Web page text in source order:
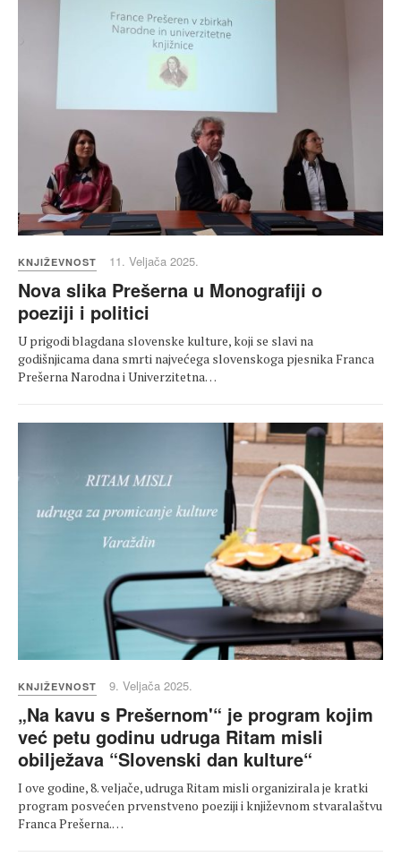
KNJIŽEVNOST 11. Veljača 2025.
Nova slika Prešerna u Monografiji o
poeziji i politici
U prigodi blagdana slovenske kulture, koji se slavi na
godišnjicama dana smrti najvećega slovenskoga pjesnika Franca
Prešerna Narodna i Univerzitetna…
KNJIŽEVNOST 9. Veljača 2025.
„Na kavu s Prešernom'“ je program kojim
već petu godinu udruga Ritam misli
obilježava “Slovenski dan kulture“
I ove godine, 8. veljače, udruga Ritam misli organizirala je kratki
program posvećen prvenstveno poeziji i književnom stvaralaštvu
Franca Prešerna.…